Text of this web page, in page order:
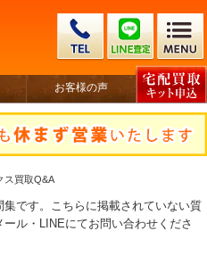
お客様の声
ス買取Q&A
です。こちらに掲載されていない質
ル・LINEにてお問い合わせくださ